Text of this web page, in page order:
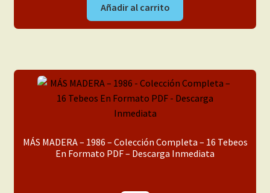
Añadir al carrito
MÁS MADERA – 1986 – Colección Completa – 16 Tebeos
En Formato PDF – Descarga Inmediata